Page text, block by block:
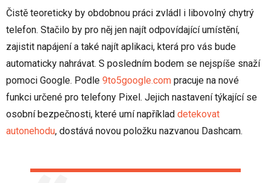
Čistě teoreticky by obdobnou práci zvládl i libovolný chytrý
telefon. Stačilo by pro něj jen najít odpovídající umístění,
zajistit napájení a také najít aplikaci, která pro vás bude
automaticky nahrávat. S posledním bodem se nejspíše snaží
pomoci Google. Podle 9to5google.com pracuje na nové
funkci určené pro telefony Pixel. Jejich nastavení týkající se
osobní bezpečnosti, které umí například detekovat
autonehodu, dostává novou položku nazvanou Dashcam.